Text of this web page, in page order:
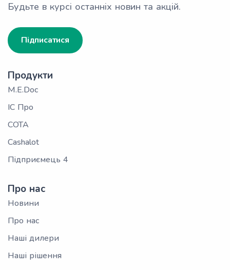
Будьте в курсі останніх новин та акцій.
Підписатися
Продукти
M.E.Doc
ІС Про
СОТА
Cashalot
Підприємець 4
Про нас
Новини
Про нас
Наші дилери
Наші рішення